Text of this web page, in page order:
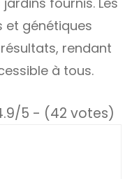
et génétiques
rendant
à tous.
5 - (42 votes)